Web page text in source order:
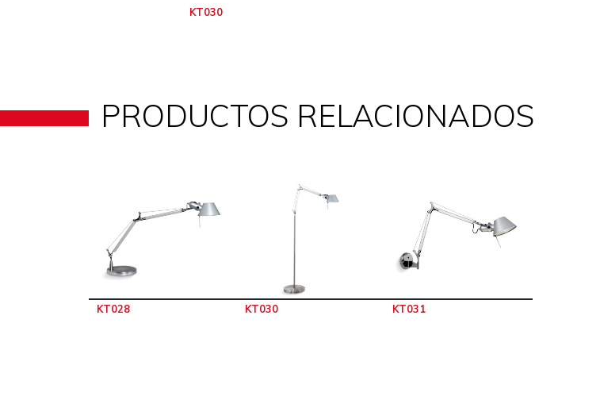
KT030
PRODUCTOS RELACIONADOS
KT028 KT030 KT031